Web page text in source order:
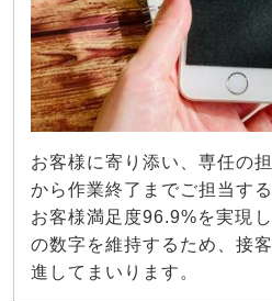
お客様に寄り添い、専任の
から作業終了までご担当す
お客様満足度96.9%を実現
の数字を維持するため、接
進してまいります。